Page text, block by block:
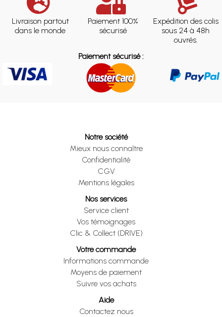
Livraison partout
dans le monde
Paiement 100%
sécurisé
Expédition des colis
sous 24 à 48h
ouvrés.
Paiement sécurisé :
Notre société
Mieux nous connaître
Confidentialité
CGV
Mentions légales
Nos services
Service client
Vos témoignages
Clic & Collect (DRIVE)
Votre commande
Informations commande
Moyens de paiement
Suivre vos achats
Aide
Contactez nous